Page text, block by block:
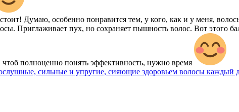
Думаю, особенно понравится тем, у кого, как и у меня,
Приглаживает пух, но сохраняет пышность волос. Вот этого
полноценно понять эффективность, нужно время
сильные и упругие, сияющие здоровьем волосы каждый